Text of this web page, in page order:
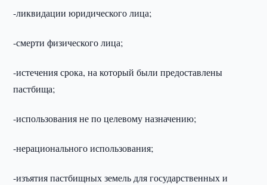
-ликвидации юридического лица;
-смерти физического лица;
-истечения срока, на который были предоставлены
пастбища;
-использования не по целевому назначению;
-нерационального использования;
-изъятия пастбищных земель для государственных и